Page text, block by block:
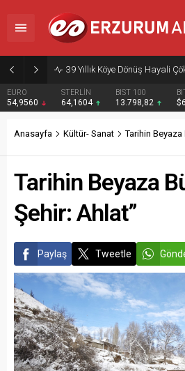
EURO
54,9560
STERLİN
64,1604
BIST 100
13.798,82
Anasayfa Kültür- Sanat Tarihin Beyaza
Tarihin Beyaza
Şehir: Ahlat”
Paylaş Tweetle